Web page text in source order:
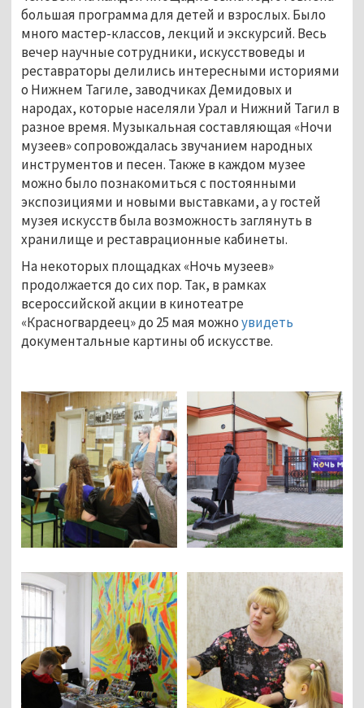
большая программа для детей и взрослых. Было
много мастер-классов, лекций и экскурсий. Весь
вечер научные сотрудники, искусствоведы и
реставраторы делились интересными историями
о Нижнем Тагиле, заводчиках Демидовых и
народах, которые населяли Урал и Нижний Тагил в
разное время. Музыкальная составляющая «Ночи
музеев» сопровождалась звучанием народных
инструментов и песен. Также в каждом музее
можно было познакомиться с постоянными
экспозициями и новыми выставками, а у гостей
музея искусств была возможность заглянуть в
хранилище и реставрационные кабинеты.
На некоторых площадках «Ночь музеев»
продолжается до сих пор. Так, в рамках
всероссийской акции в кинотеатре
«Красногвардеец» до 25 мая можноувидеть
документальные картины об искусстве.